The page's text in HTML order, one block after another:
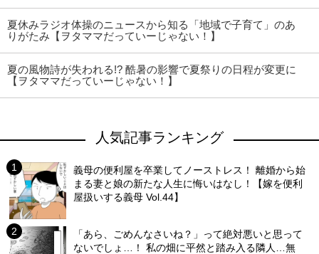
夏休みラジオ体操のニュースから知る「地域で子育て」のあ
りがたみ【ヲタママだっていーじゃない！】
夏の風物詩が失われる!? 酷暑の影響で夏祭りの日程が変更に
【ヲタママだっていーじゃない！】
人気記事ランキング
義母の便利屋を卒業してノーストレス！ 離婚から始
まる妻と娘の新たな人生に悔いはなし！【嫁を便利
屋扱いする義母 Vol.44】
「あら、ごめんなさいね？」って絶対悪いと思って
ないでしょ…！ 私の畑に平然と踏み入る隣人…無